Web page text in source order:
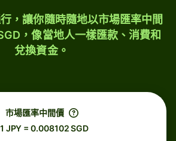
，讓你隨時隨地以市場匯率中間
，像當地人一樣匯款、消費和
兌換資金。
市場匯率中間價
JPY = 0.008102 SGD